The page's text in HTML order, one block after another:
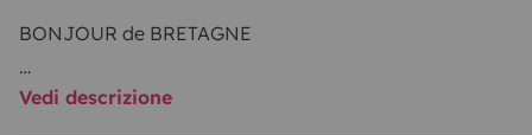
BONJOUR de BRETAGNE
Vedi descrizione